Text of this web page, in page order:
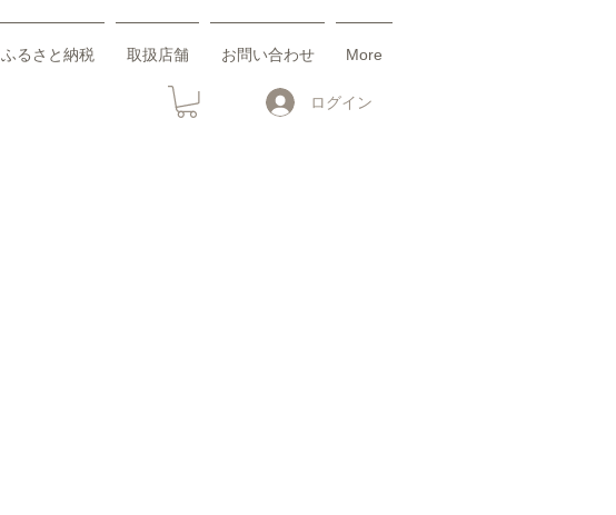
ふるさと納税 取扱店舗 お問い合わせ More
ログイン